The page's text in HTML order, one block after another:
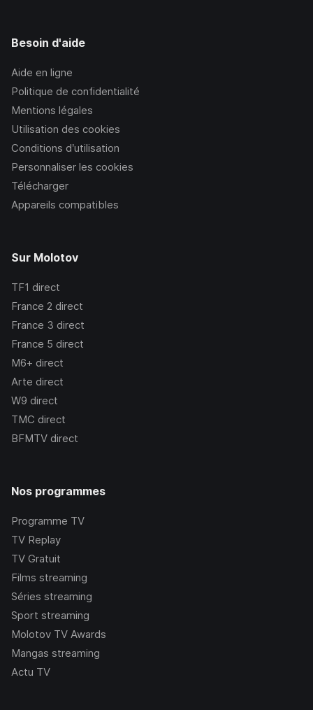
Besoin d'aide
Aide en ligne
Politique de confidentialité
Mentions légales
Utilisation des cookies
Conditions d’utilisation
Personnaliser les cookies
Télécharger
Appareils compatibles
Sur Molotov
TF1 direct
France 2 direct
France 3 direct
France 5 direct
M6+ direct
Arte direct
W9 direct
TMC direct
BFMTV direct
Nos programmes
Programme TV
TV Replay
TV Gratuit
Films streaming
Séries streaming
Sport streaming
Molotov TV Awards
Mangas streaming
Actu TV